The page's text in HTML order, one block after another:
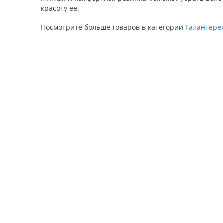
красоту ее.
Посмотрите больше товаров в категории